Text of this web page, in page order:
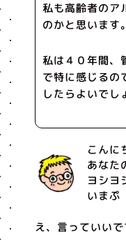
私も高齢者のア
のかと思います。
私は４０年間、
で特に感じるの
したらよいでし
こんに
あなた
ヨシヨ
いまぷ
え、言っていいで